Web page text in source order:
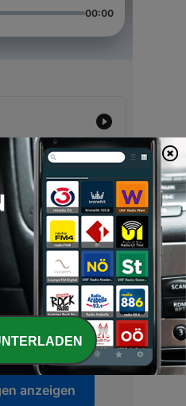
00:00
anzeigen